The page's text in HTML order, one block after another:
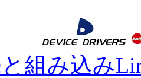
と組み込み